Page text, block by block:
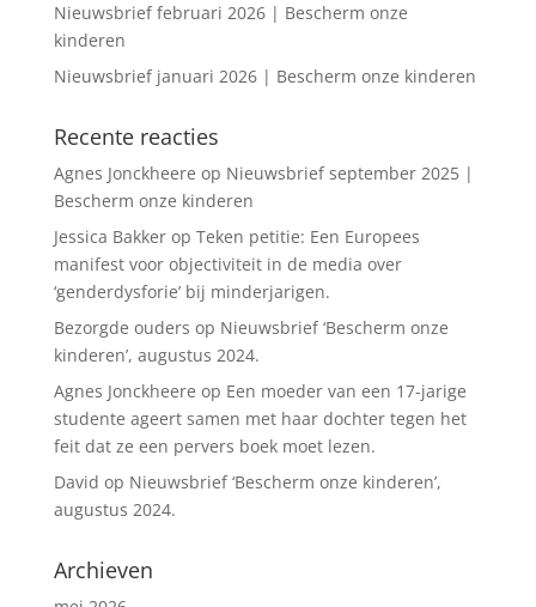
Nieuwsbrief februari 2026 | Bescherm onze
kinderen
Nieuwsbrief januari 2026 | Bescherm onze kinderen
Recente reacties
Agnes Jonckheere op Nieuwsbrief september 2025 |
Bescherm onze kinderen
Jessica Bakkerop Teken petitie: Een Europees
manifest voor objectiviteit in de media over
‘genderdysforie’ bij minderjarigen.
Bezorgde ouders op Nieuwsbrief ‘Bescherm onze
kinderen’, augustus 2024.
Agnes Jonckheere op Een moeder van een 17-jarige
studente ageert samen met haar dochter tegen het
feit dat ze een pervers boek moet lezen.
David op Nieuwsbrief ‘Bescherm onze kinderen’,
augustus 2024.
Archieven